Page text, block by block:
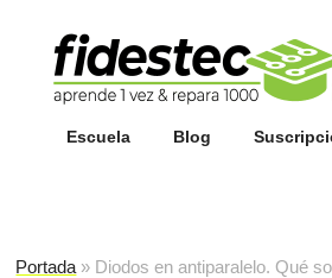
Escuela Blog
Portada » Diodos en antiparalelo. Qué